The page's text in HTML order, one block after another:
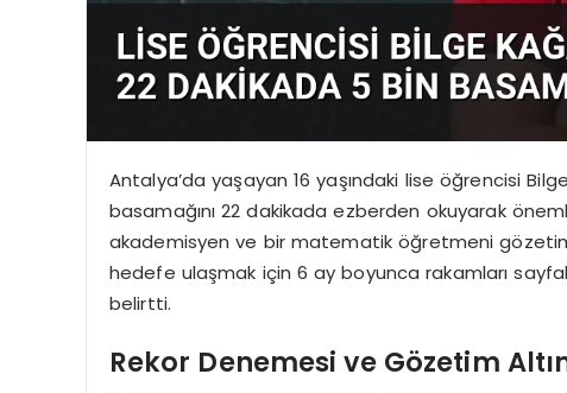
Antalya’da yaşayan 16 yaşındaki lise öğrencisi
basamağını 22 dakikada ezberden okuyarak
akademisyen ve bir matematik öğretmeni
hedefe ulaşmak için 6 ay boyunca rakamları
belirtti.
Rekor Denemesi ve Gözetim